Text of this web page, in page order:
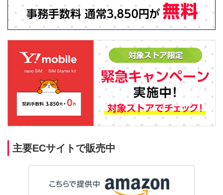
主要ECサイトで販売中